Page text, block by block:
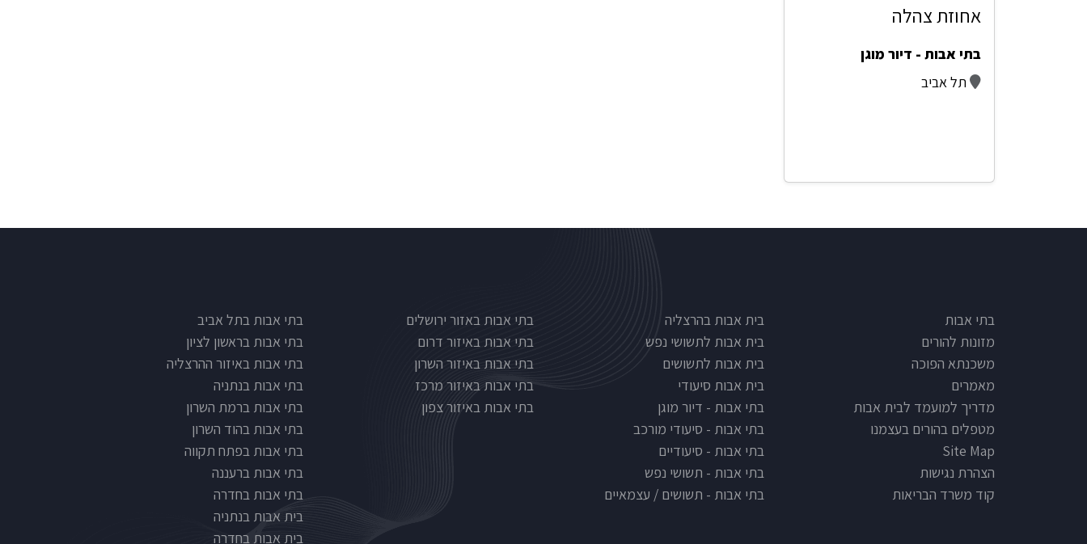
אחוזת צהלה
בתי אבות - דיור מוגן
תל אביב
Footer
בתי אבות
מזונות להורים
משכנתא הפוכה
מאמרים
מדריך למועמד לבית אבות
מטפלים בהורים בעצמנו
Site Map
הצהרת נגישות
קוד משרד הבריאות
Nursinghouse type
בית אבות בהרצליה
בית אבות לתשושי נפש
בית אבות לתשושים
בית אבות סיעודי
בתי אבות - דיור מוגן
בתי אבות - סיעודי מורכב
בתי אבות - סיעודיים
בתי אבות - תשושי נפש
בתי אבות - תשושים / עצמאיים
בתי אבות לפי אזורים
בתי אבות באזור ירושלים
בתי אבות באיזור דרום
בתי אבות באיזור השרון
בתי אבות באיזור מרכז
בתי אבות באיזור צפון
בתי אבות בתל אביב
בתי אבות בראשון לציון
בתי אבות באיזור ההרצליה
בתי אבות בנתניה
בתי אבות ברמת השרון
בתי אבות בהוד השרון
בתי אבות בפתח תקווה
בתי אבות ברעננה
בתי אבות בחדרה
בית אבות בנתניה
בית אבות בחדרה